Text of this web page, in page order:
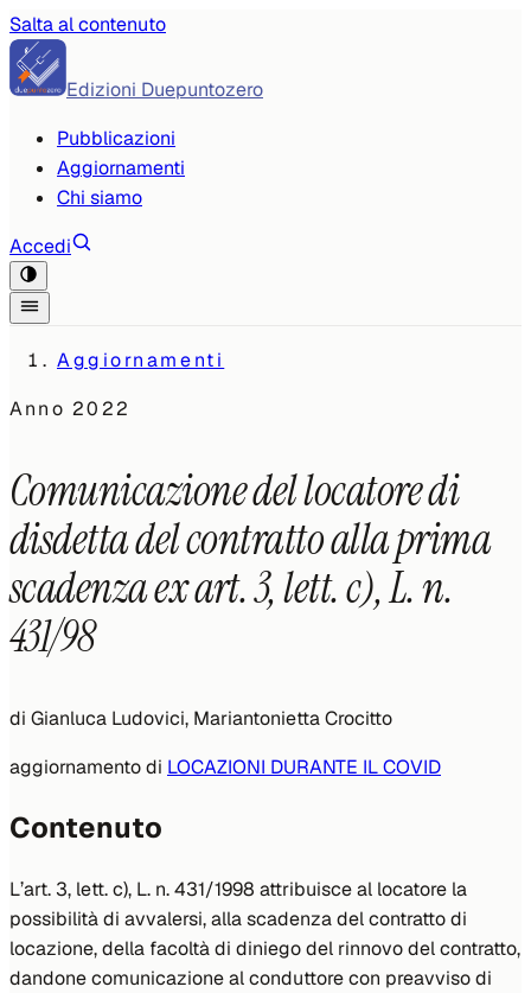
Salta al contenuto
Edizioni Duepuntozero
Pubblicazioni
Aggiornamenti
Chi siamo
Accedi
Aggiornamenti
Anno2022
Comunicazione del locatore di
disdetta del contratto alla prima
scadenza ex art. 3, lett. c), L. n.
431/98
di Gianluca Ludovici, Mariantonietta Crocitto
aggiornamento di LOCAZIONI DURANTE IL COVID
Contenuto
L’art. 3, lett. c), L. n. 431/1998 attribuisce al locatore la
possibilità di avvalersi, alla scadenza del contratto di
locazione, della facoltà di diniego del rinnovo del contratto,
dandone comunicazione al conduttore con preavviso di